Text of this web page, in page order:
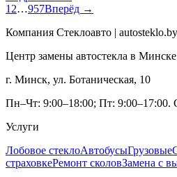
1 2…957Вперёд →
Компания Стеклоавто | autosteklo.by
Центр замены автостекла в Минске
г. Минск, ул. Ботаническая, 10
Пн–Чт: 9:00–18:00; Пт:
Услуги
Лобовое стеклоАвтобусыГрузовые
страховкеРемонт сколовЗамена с